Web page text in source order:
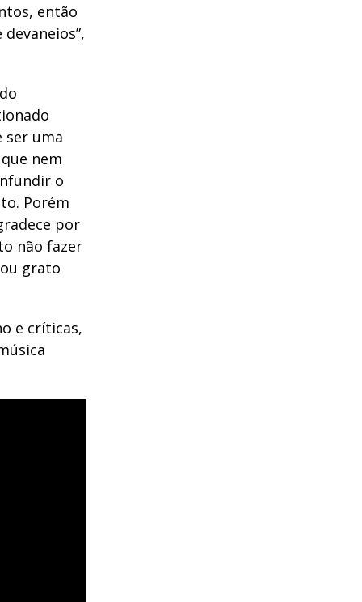
então
ser uma
nem
o
Porém
por
não fazer
grato
e críticas,